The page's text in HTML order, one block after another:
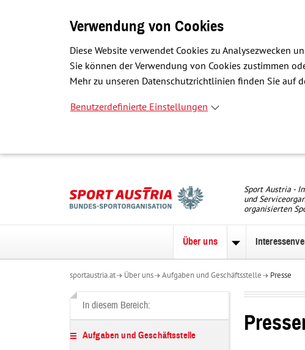
Verwendung von Cookies
Diese Website verwendet Cookies zu Analysezwecken
Sie können der Verwendung von Cookies zustimmen
Mehr zu unseren Datenschutzrichtlinien finden Sie auf
Benutzerdefinierte Einstellungen
Sport Austria -
und
organisierten
Über uns
Über
sportaustria.at Über uns Aufgaben und Geschäftsstelle Presse
In diesem Bereich:
Aufgaben und Geschäftsstelle